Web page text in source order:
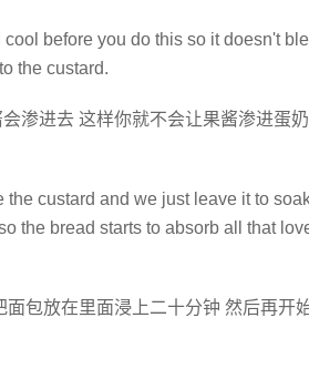
before you do this so it doesn't
the custard.
渗进去 这样你就不会让果酱渗进蛋
custard and we just leave it to
the bread starts to absorb all that
包放在里面浸上二十分钟 然后再开